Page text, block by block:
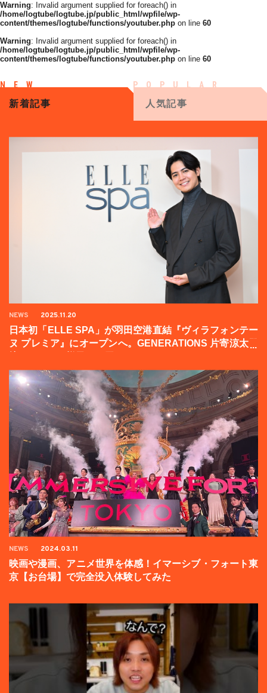
Warning: Invalid argument supplied for foreach() in
/home/logtube/logtube.jp/public_html/wpfile/wp-
content/themes/logtube/functions/youtuber.php on line 60
Warning: Invalid argument supplied for foreach() in
/home/logtube/logtube.jp/public_html/wpfile/wp-
content/themes/logtube/functions/youtuber.php on line 60
新着記事 人気記事
NEWS 2025.11.20
日本初「ELLE SPA」が羽田空港直結『ヴィラフォンテー
ヌ プレミア』にオープンへ。GENERATIONS 片寄涼太登
NEWS 2024.03.11
映画や漫画、アニメ世界を体感！イマーシブ・フォート東
京【お台場】で完全没入体験してみた